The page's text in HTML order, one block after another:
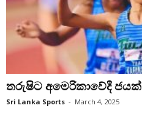
තරුෂිට අමෙරිකාවේදී ජයක්
Sri Lanka Sports - March 4, 2025